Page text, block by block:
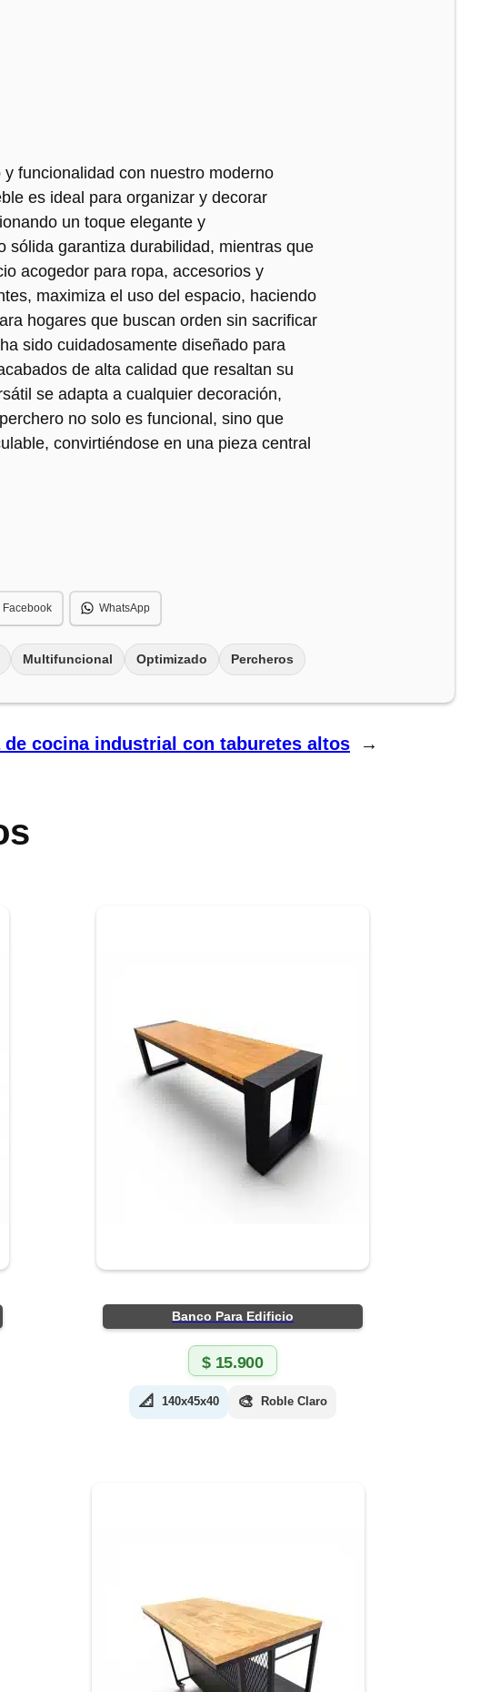
funcionalidad con nuestro moderno
es ideal para organizar y decorar
un toque elegante y
sólida garantiza durabilidad, mientras que
acogedor para ropa, accesorios y
maximiza el uso del espacio, haciendo
hogares que buscan orden sin sacrificar
sido cuidadosamente diseñado para
de alta calidad que resaltan su
se adapta a cualquier decoración,
no solo es funcional, sino que
convirtiéndose en una pieza central
Facebook WhatsApp
Multifuncional Optimizado Percheros
de cocina industrial con taburetes altos →
Banco Para Edificio
$15.900
📐 140x45x40 🎨 Roble Claro